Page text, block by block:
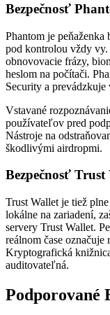
Bezpečnosť
Phantom je
pod kontrolou vždy vy.
obnovovacie frázy,
heslom na počítači.
Security a
Vstavané
používateľov pred
Nástroje na
škodlivými airdropmi.
Bezpečnosť Trust
Trust Wallet je tiež
lokálne na zariadení,
servery Trust Wallet.
reálnom čase
Kryptografická
auditovateľná.
Podporované